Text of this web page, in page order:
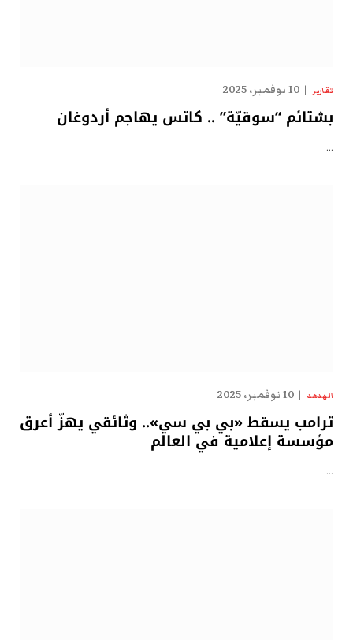
تقارير 10 نوفمبر، 2025
بشتائم “سوقيّة” .. كاتس يهاجم أردوغان
…
الهدهد 10 نوفمبر، 2025
ترامب يسقط «بي بي سي».. وثائقي يهزّ أعرق
مؤسسة إعلامية في العالم
…